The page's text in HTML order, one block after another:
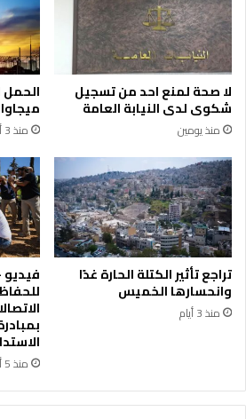
ي
ا
خ
ي
ا
ر
ا
س
ت
ر
ا
ت
ي
ج
ي
ل
ل
ع
ة
ل
ظ
ا
م
"
ح
ك
ي
م
"
م
ن
ذ
ب
د
ا
0
لا صحة لمنع احد من تسجيل
شكوى لدى النيابة العامة
منذ يومين منذ 3 أيام
تراجع تأثير الكتلة الحارة غدًا
وانحسارها الخميس
منذ 3 أيام
فيديو
منذ 5 أيام